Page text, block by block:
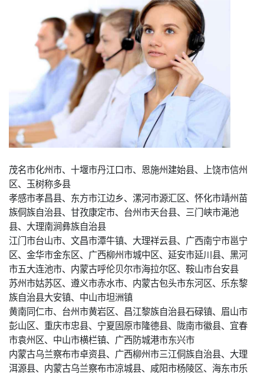
茂名市化州市、十堰市丹江口市、恩施州建始县、上饶市信州
区、玉树称多县
孝感市孝昌县、东方市江边乡、漯河市源汇区、怀化市靖州苗
族侗族自治县、甘孜康定市、台州市天台县、三门峡市渑池
县、大理南涧彝族自治县
江门市台山市、文昌市潭牛镇、大理祥云县、广西南宁市邕宁
区、金华市金东区、广西柳州市城中区、延安市延川县、黑河
市五大连池市、内蒙古呼伦贝尔市海拉尔区、鞍山市台安县
苏州市姑苏区、遵义市赤水市、内蒙古包头市东河区、乐东黎
族自治县大安镇、中山市坦洲镇
黄南同仁市、台州市黄岩区、昌江黎族自治县石碌镇、眉山市
彭山区、重庆市忠县、宁夏固原市隆德县、陇南市徽县、宜春
市袁州区、中山市横栏镇、广西防城港市东兴市
内蒙古乌兰察布市卓资县、广西柳州市三江侗族自治县、大理
洱源县、内蒙古乌兰察布市凉城县、咸阳市杨陵区、海东市乐